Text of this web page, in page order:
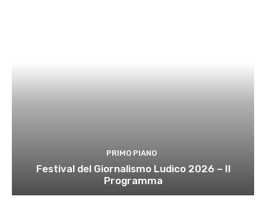
PRIMO PIANO
Festival del Giornalismo Ludico 2026 – Il
Programma